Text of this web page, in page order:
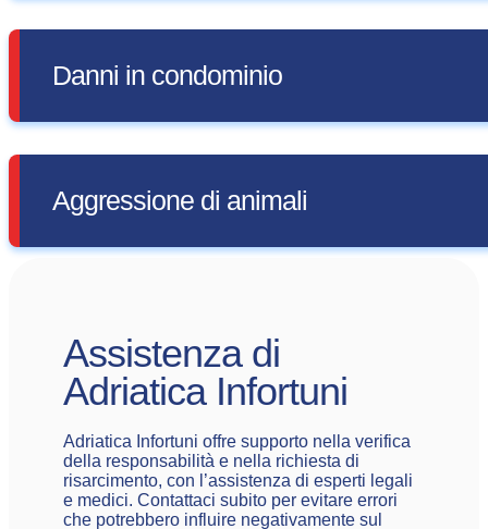
Danni in condominio
Aggressione di animali
Assistenza di
Adriatica Infortuni
Adriatica Infortuni offre supporto nella verifica
della responsabilità e nella richiesta di
risarcimento, con l’assistenza di esperti legali
e medici. Contattaci subito per evitare errori
che potrebbero influire negativamente sul